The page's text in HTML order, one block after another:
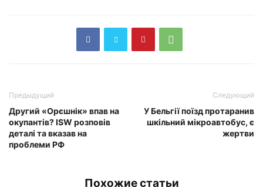
Предыдущий
Другий «Орєшнік» впав на
окупантів? ISW розповів
деталі та вказав на
проблеми РФ
Следующий
У Бельгії поїзд протаранив
шкільний мікроавтобус, є
жертви
Похожие статьи